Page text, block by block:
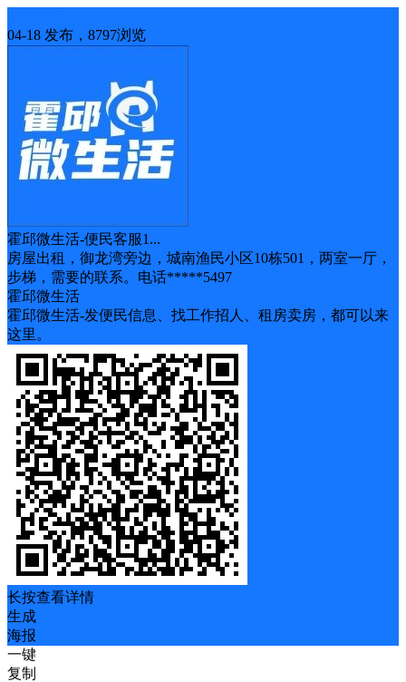
04-18 发布，8797浏览
霍邱微生活-便民客服1...
房屋出租，御龙湾旁边，城南渔民小区10栋501，两室一厅，
步梯，需要的联系。电话*****5497
霍邱微生活
霍邱微生活-发便民信息、找工作招人、租房卖房，都可以来
这里。
长按查看详情
生成
海报
一键
复制